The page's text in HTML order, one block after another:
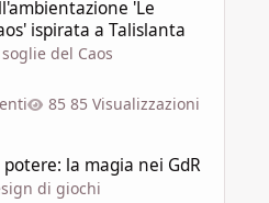
'Le
ispirata a Talislanta
soglie del Caos
85 Visualizzazioni
la magia nei GdR
di giochi